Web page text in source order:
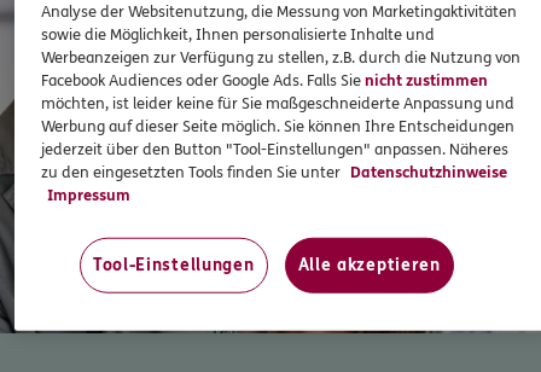
Analyse der Websitenutzung, die Messung von Marketingaktivitäten
sowie die Möglichkeit, Ihnen personalisierte Inhalte und
Werbeanzeigen zur Verfügung zu stellen, z.B. durch die Nutzung von
Facebook Audiences oder Google Ads. Falls Sienicht zustimmen
möchten, ist leider keine für Sie maßgeschneiderte Anpassung und
Werbung auf dieser Seite möglich. Sie können Ihre Entscheidungen
jederzeit über den Button "Tool-Einstellungen" anpassen. Näheres
zu den eingesetzten Tools finden Sie unter Datenschutzhinweise
Impressum
Tool-Einstellungen Alle akzeptieren